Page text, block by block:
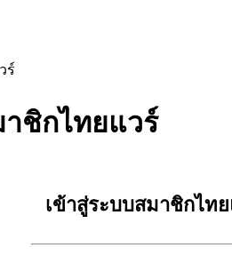
ชิกไทยแวร์
เข้าสู่ระบบสมาชิกไท